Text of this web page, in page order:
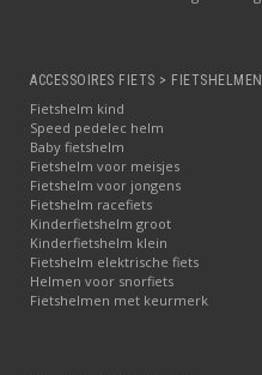
ACCESSOIRES FIETS > FIETSHELMEN
Fietshelm kind
Speed pedelec helm
Baby fietshelm
Fietshelm voor meisjes
Fietshelm voor jongens
Fietshelm racefiets
Kinderfietshelm groot
Kinderfietshelm klein
Fietshelm elektrische fiets
Helmen voor snorfiets
Fietshelmen met keurmerk